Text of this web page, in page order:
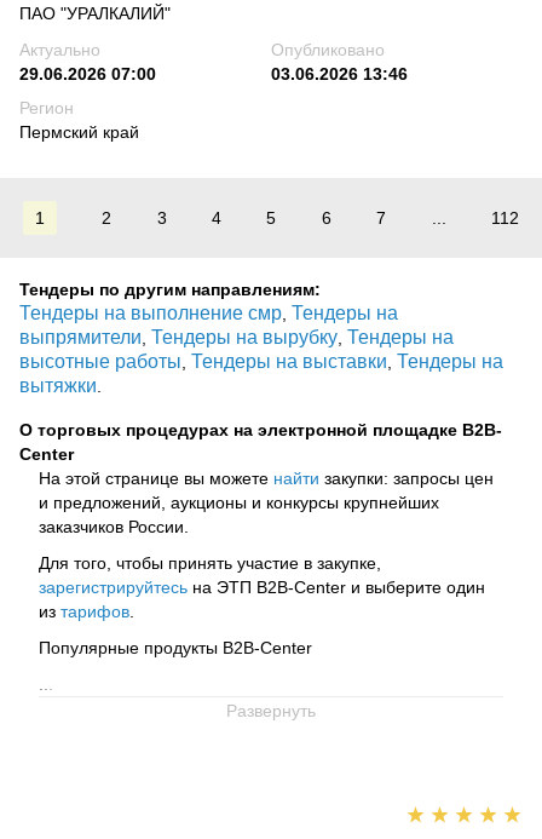
ПАО "УРАЛКАЛИЙ"
Актуально
29.06.2026 07:00
Опубликовано
03.06.2026 13:46
Регион
Пермский край
1 2 3 4 5 6 7 112
Тендеры по другим направлениям:
Тендеры на выполнение смр Тендеры на
выпрямители Тендеры на вырубку Тендеры на
высотные работы Тендеры на выставки Тендеры на
вытяжки
О торговых процедурах на электронной площадке B2B-
Center
На этой странице вы можете найти закупки: запросы цен
и предложений, аукционы и конкурсы крупнейших
заказчиков России.
Для того, чтобы принять участие в закупке,
зарегистрируйтесь на ЭТП B2B-Center и выберите один
из тарифов
Популярные продукты B2B-Center
Развернуть